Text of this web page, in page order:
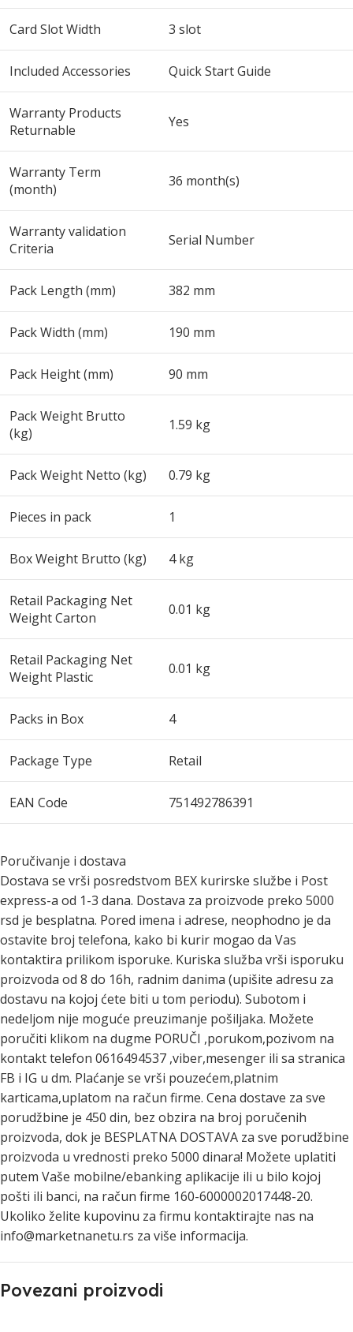
Card Slot Width 3 slot
Included Accessories Quick Start Guide
Warranty Products
Returnable
Yes
Warranty Term
(month)
36 month(s)
Warranty validation
Criteria
Serial Number
Pack Length (mm) 382 mm
Pack Width (mm) 190 mm
Pack Height (mm) 90 mm
Pack Weight Brutto
(kg)
1.59 kg
Pack Weight Netto (kg) 0.79 kg
Pieces in pack 1
Box Weight Brutto (kg) 4 kg
Retail Packaging Net
Weight Carton
0.01 kg
Retail Packaging Net
Weight Plastic
0.01 kg
Packs in Box 4
Package Type Retail
EAN Code 751492786391
Poručivanje i dostava
Dostava se vrši posredstvom BEX kurirske službe i Post
express-a od 1-3 dana. Dostava za proizvode preko 5000
rsd je besplatna. Pored imena i adrese, neophodno je da
ostavite broj telefona, kako bi kurir mogao da Vas
kontaktira prilikom isporuke. Kuriska služba vrši isporuku
proizvoda od 8 do 16h, radnim danima (upišite adresu za
dostavu na kojoj ćete biti u tom periodu). Subotom i
nedeljom nije moguće preuzimanje pošiljaka. Možete
poručiti klikom na dugme PORUČI ,porukom,pozivom na
kontakt telefon 0616494537 ,viber,mesenger ili sa stranica
FB i IG u dm. Plaćanje se vrši pouzećem,platnim
karticama,uplatom na račun firme. Cena dostave za sve
porudžbine je 450 din, bez obzira na broj poručenih
proizvoda, dok je BESPLATNA DOSTAVA za sve porudžbine
proizvoda u vrednosti preko 5000 dinara! Možete uplatiti
putem Vaše mobilne/ebanking aplikacije ili u bilo kojoj
pošti ili banci, na račun firme 160-6000002017448-20.
Ukoliko želite kupovinu za firmu kontaktirajte nas na
info@marketnanetu.rs za više informacija.
Povezani proizvodi